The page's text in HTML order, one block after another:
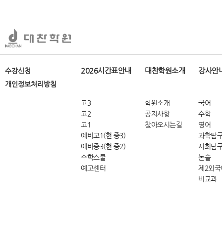
수강신청
개인정보처리방침
2026시간표안내
고3
고2
고1
예비고1(현 중3)
예비중3(현 중2)
수학스쿨
예고센터
대찬학원소개
학원소개
공지사항
찾아오시는길
강사안
국어
수학
영어
과학탐
사회탐
논술
제2외국
비교과